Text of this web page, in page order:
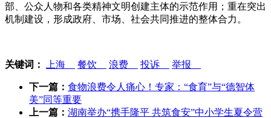
部、公众人物和各类精神文明创建主体的示范作用；重在突出
机制建设，形成政府、市场、社会共同推进的整体合力。
关键词： 上海 餐饮 浪费 投诉 举报
下一篇： 食物浪费令人痛心！专家：“食育”与“德智体
美”同等重要
上一篇： 湖南举办“携手隆平 共筑食安”中小学生夏令营